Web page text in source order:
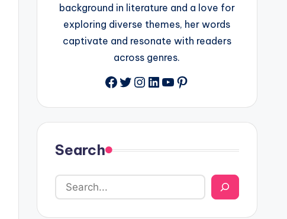
background in literature and a love for
exploring diverse themes, her words
captivate and resonate with readers
across genres.
Facebook
Twitter
Instagram
LinkedIn
YouTube
Pinterest
Search